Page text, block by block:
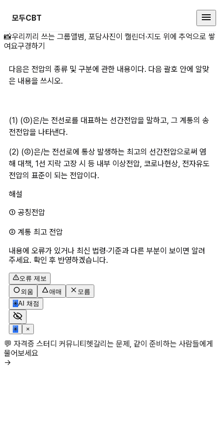
모두CBT
다음은 전압의 종류 및 구분에 관
📸우리끼리 쓰는 그룹앨범, 포담사진이 캘린더·지도 위에 추억으로 쌓
여요구경하기
다음은 전압의 종류 및 구분에 관한 내용이다. 다음 괄호 안에 알맞
은 내용을 쓰시오.
(1) (①)은/는 전선로를 대표하는 선간전압을 말하고, 그 계통의 송
전전압을 나타낸다.
(2) (②)은/는 전선로에 통상 발생하는 최고의 선간전압으로써 염
해 대책, 1선 지락 고장 시 등 내부 이상전압, 코로나현상, 전자유도
전압의 표준이 되는 전압이다.
해설
① 공칭전압
② 계통 최고 전압
내용에 오류가 있거나 최신 법령·기준과 다른 부분이 보이면 알려
주세요. 확인 후 반영하겠습니다.
오류 제보
외움
애매
모름
✳AI 채점
✳ ×
💬 자격증 스터디 커뮤니티헷갈리는 문제, 같이 준비하는 사람들에게
물어보세요
→